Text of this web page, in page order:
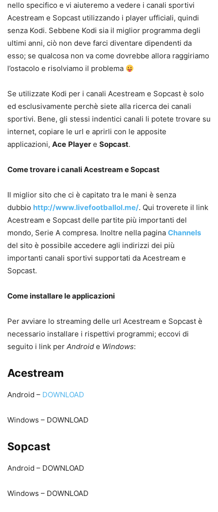
nello specifico e vi aiuteremo a vedere i canali sportivi
Acestream e Sopcast utilizzando i player ufficiali, quindi
senza Kodi. Sebbene Kodi sia il miglior programma degli
ultimi anni, ciò non deve farci diventare dipendenti da
esso; se qualcosa non va come dovrebbe allora raggiriamo
l’ostacolo e risolviamo il problema
Se utilizzate Kodi per i canali Acestream e Sopcast è solo
ed esclusivamente perchè siete alla ricerca dei canali
sportivi. Bene, gli stessi indentici canali li potete trovare su
internet, copiare le url e aprirli con le apposite
applicazioni, Ace Player e Sopcast.
Come trovare i canali Acestream e Sopcast
Il miglior sito che ci è capitato tra le mani è senza
dubbio http://www.livefootballol.me/. Qui troverete il link
Acestream e Sopcast delle partite più importanti del
mondo, Serie A compresa. Inoltre nella pagina Channels
del sito è possibile accedere agli indirizzi dei più
importanti canali sportivi supportati da Acestream e
Sopcast.
Come installare le applicazioni
Per avviare lo streaming delle url Acestream e Sopcast è
necessario installare i rispettivi programmi; eccovi di
seguito i link per Android e Windows:
Acestream
Android – DOWNLOAD
Windows – DOWNLOAD
Sopcast
Android – DOWNLOAD
Windows – DOWNLOAD